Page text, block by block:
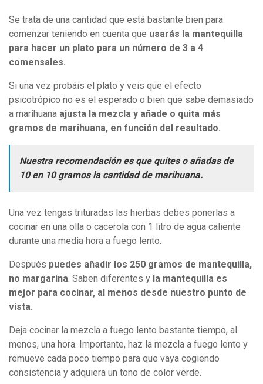
Se trata de una cantidad que está bastante bien para
comenzar teniendo en cuenta que usarás la mantequilla
para hacer un plato para un número de 3 a 4
comensales.
Si una vez probáis el plato y veis que el efecto
psicotrópico no es el esperado o bien que sabe demasiado
a marihuana ajusta la mezcla y añade o quita más
gramos de marihuana, en función del resultado.
Nuestra recomendación es que quites o añadas de
10 en 10 gramos la cantidad de marihuana.
Una vez tengas trituradas las hierbas debes ponerlas a
cocinar en una olla o cacerola con 1 litro de agua caliente
durante una media hora a fuego lento.
Después puedes añadir los 250 gramos de mantequilla,
no margarina. Saben diferentes y la mantequilla es
mejor para cocinar, al menos desde nuestro punto de
vista.
Deja cocinar la mezcla a fuego lento bastante tiempo, al
menos, una hora. Importante, haz la mezcla a fuego lento y
remueve cada poco tiempo para que vaya cogiendo
consistencia y adquiera un tono de color verde.